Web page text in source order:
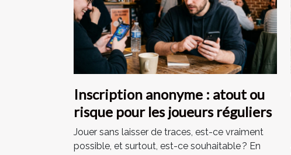
Inscription anonyme : atout ou
risque pour les joueurs réguliers
Jouer sans laisser de traces, est-ce vraiment
possible, et surtout, est-ce souhaitable ? En